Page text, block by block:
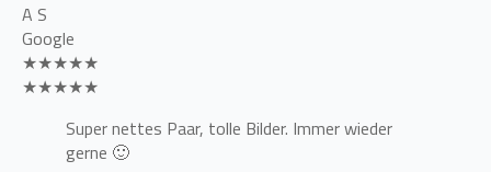
A S
Google
★★★★★
★★★★★
Super nettes Paar, tolle Bilder. Immer wieder
gerne 🙂